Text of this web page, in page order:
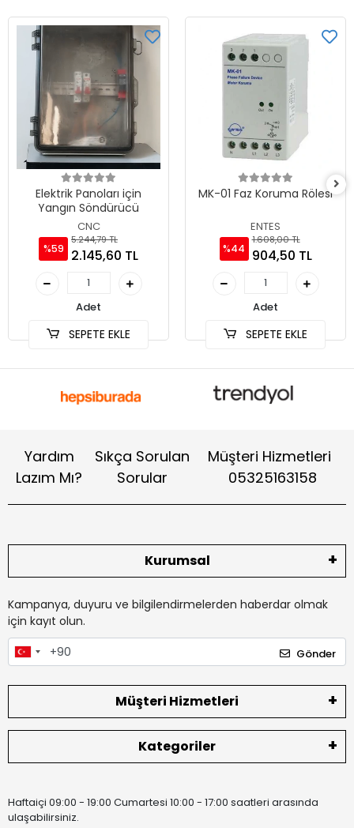
Elektrik Panoları için
Yangın Söndürücü
CNC
%59
5.244,79 TL
2.145,60 TL
Adet
SEPETE EKLE
MK-01 Faz Koruma Rölesi
ENTES
%44
1.608,00 TL
904,50 TL
Adet
SEPETE EKLE
Yardım
Lazım Mı?
Sıkça Sorulan
Sorular
Müşteri Hizmetleri
05325163158
Kurumsal
Kampanya, duyuru ve bilgilendirmelerden haberdar olmak
için kayıt olun.
Gönder
Müşteri Hizmetleri
Kategoriler
Haftaiçi 09:00 - 19:00 Cumartesi 10:00 - 17:00 saatleri arasında
ulaşabilirsiniz.